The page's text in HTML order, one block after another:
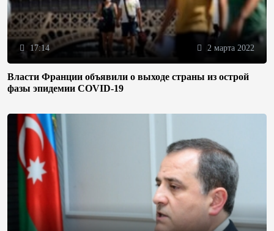
17:14 2 марта 2022
Власти Франции объявили о выходе страны из острой
фазы эпидемии COVID-19